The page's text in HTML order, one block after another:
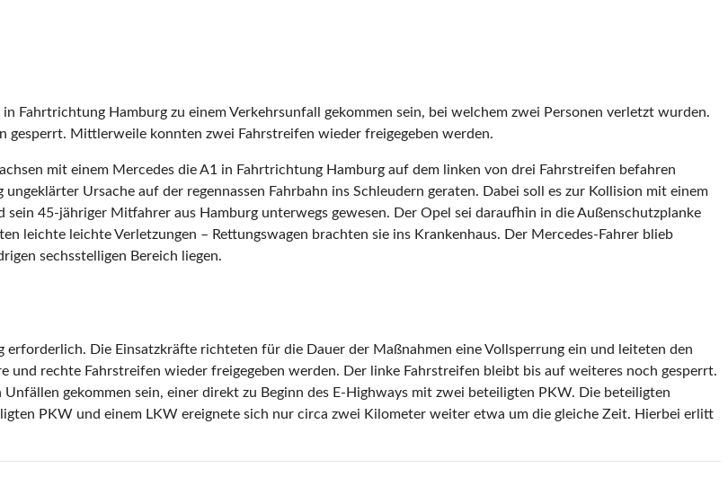
Fahrtrichtung Hamburg zu einem Verkehrsunfall gekommen sein, bei welchem zwei Personen verletzt wurden.
gesperrt. Mittlerweile konnten zwei Fahrstreifen wieder freigegeben werden.
mit einem Mercedes die A1 in Fahrtrichtung Hamburg auf dem linken von drei Fahrstreifen befahren
Ursache auf der regennassen Fahrbahn ins Schleudern geraten. Dabei soll es zur Kollision mit einem
45-jähriger Mitfahrer aus Hamburg unterwegs gewesen. Der Opel sei daraufhin in die Außenschutzplanke
leichte leichte Verletzungen – Rettungswagen brachten sie ins Krankenhaus. Der Mercedes-Fahrer blieb
sechsstelligen Bereich liegen.
Die Einsatzkräfte richteten für die Dauer der Maßnahmen eine Vollsperrung ein und leiteten den
rechte Fahrstreifen wieder freigegeben werden. Der linke Fahrstreifen bleibt bis auf weiteres noch gesperrt.
gekommen sein, einer direkt zu Beginn des E-Highways mit zwei beteiligten PKW. Die beteiligten
PKW und einem LKW ereignete sich nur circa zwei Kilometer weiter etwa um die gleiche Zeit. Hierbei erlitt